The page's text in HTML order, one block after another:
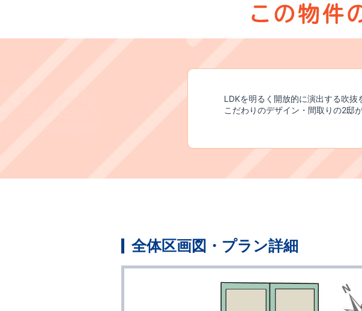
LDKを明るく開放的に演出する吹抜
こだわりのデザイン・間取りの2邸
全体区画図・プラン詳細